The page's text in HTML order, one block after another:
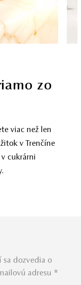
realita
– bez
s
sa dozvedia o
adresu *